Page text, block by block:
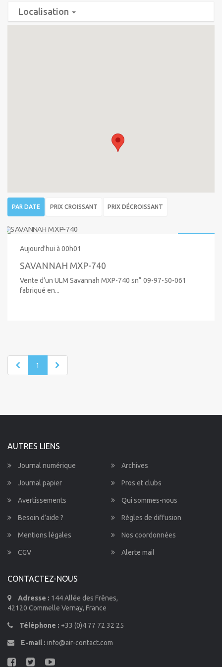
Localisation
PAR DATE PRIX CROISSANT PRIX DÉCROISSANT
Aujourd'hui à 00h01
SAVANNAH MXP-740
Vente d’un ULM Savannah MXP-740 sn° 09-97-50-061
fabriqué en...
1
AUTRES LIENS
Journal numérique Archives
Journal papier Pros et clubs
Avertissements Qui sommes-nous
Besoin d’aide ? Règles de diffusion
Mentions légales Nos coordonnées
CGV Alerte mail
CONTACTEZ-NOUS
Adresse : 144 Allée des Frênes,
42120 Commelle Vernay, France
Téléphone : +33 (0)4 77 72 32 25
E-mail : info@air-contact.com